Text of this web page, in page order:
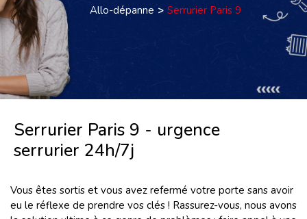
Allo-dépanne
Serrurier Paris 9
Serrurier Paris 9 - urgence
serrurier 24h/7j
Vous êtes sortis et vous avez refermé votre porte sans avoir
eu le réflexe de prendre vos clés ! Rassurez-vous, nous avons